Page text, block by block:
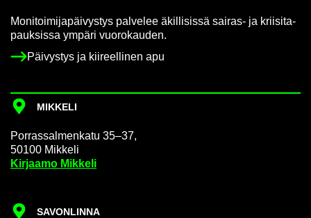
Mo­ni­toi­mi­ja­päi­vys­tys pal­ve­lee äkil­li­sis­sä sairas-​ ja krii­si­ta­
pauk­sis­sa ym­pä­ri vuo­ro­kau­den.
Päi­vys­tys ja kii­reel­li­nen apu
MIK­KE­LI
Por­ras­sal­men­ka­tu 35–37,
50100 Mik­ke­li
Kir­jaa­mo Mik­ke­li
SA­VON­LIN­NA